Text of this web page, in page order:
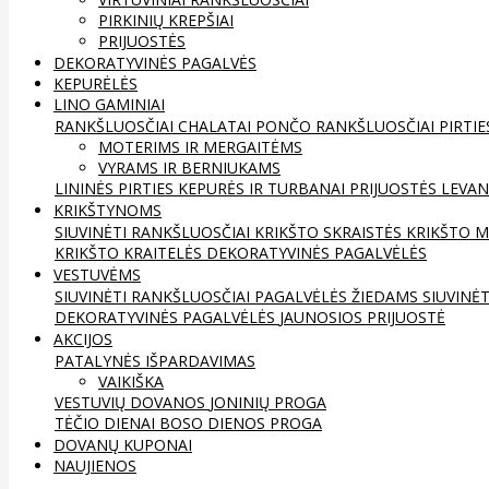
PIRKINIŲ KREPŠIAI
PRIJUOSTĖS
DEKORATYVINĖS PAGALVĖS
KEPURĖLĖS
LINO GAMINIAI
RANKŠLUOSČIAI CHALATAI PONČO RANKŠLUOSČIAI
MOTERIMS IR MERGAITĖMS
VYRAMS IR BERNIUKAMS
LININĖS PIRTIES KEPURĖS IR TURBANAI PRIJUOSTĖS
KRIKŠTYNOMS
SIUVINĖTI RANKŠLUOSČIAI KRIKŠTO SKRAISTĖS KRIKŠTO
KRIKŠTO KRAITELĖS DEKORATYVINĖS PAGALVĖLĖS
VESTUVĖMS
SIUVINĖTI RANKŠLUOSČIAI PAGALVĖLĖS ŽIEDAMS
DEKORATYVINĖS PAGALVĖLĖS JAUNOSIOS PRIJUOSTĖ
AKCIJOS
PATALYNĖS IŠPARDAVIMAS
VAIKIŠKA
VESTUVIŲ DOVANOS JONINIŲ PROGA
TĖČIO DIENAI BOSO DIENOS PROGA
DOVANŲ KUPONAI
NAUJIENOS